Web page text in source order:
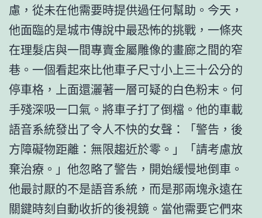
慮，從未在他需要時提供過任何幫助。今天，
他面臨的是城市傳說中最恐怖的挑戰，一條夾
在理髮店與一間專賣金屬雕像的畫廊之間的窄
巷。一個看起來比他車子尺寸小上三十公分的
停車格，上面還灑著一層可疑的白色粉末。何
手殘深吸一口氣。將車子打了倒檔。他的車載
語音系統發出了令人不快的女聲：「警告，後
方障礙物距離：無限趨近於零。」「請考慮放
棄治療。」他忽略了警告，開始緩慢地倒車。
他最討厭的不是語音系統，而是那兩塊永遠在
關鍵時刻自動收折的後視鏡。當他需要它們來